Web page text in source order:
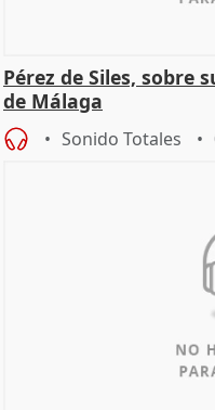
Pérez de Siles, sobre
de Málaga
Sonido Totales